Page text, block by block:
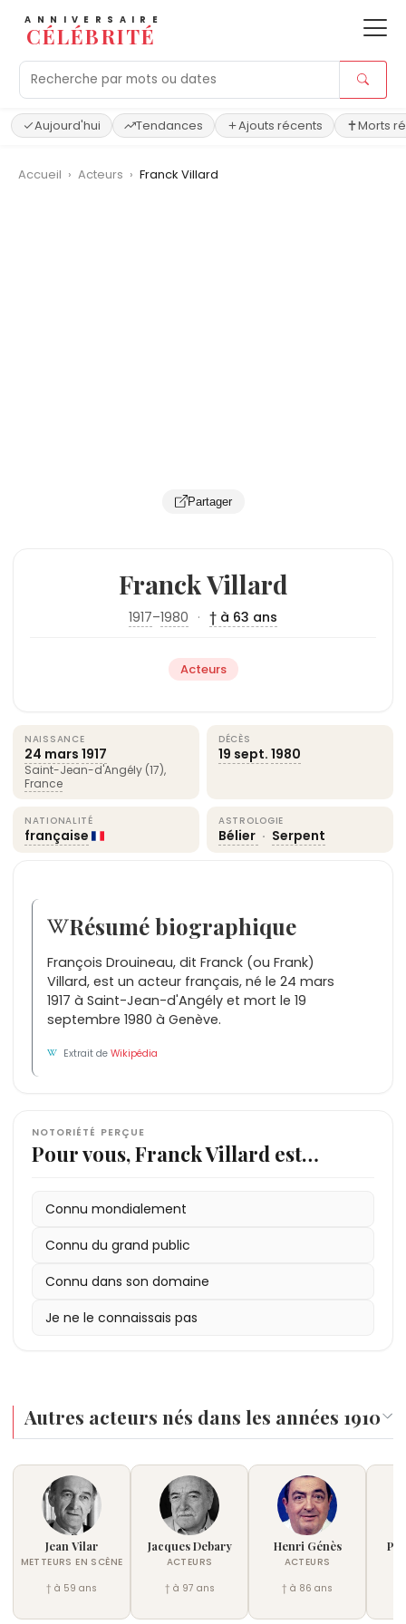
ANNIVERSAIRE
CÉLÉBRITÉ
Aujourd'hui Tendances Ajouts récents Morts
Accueil › Acteurs › Franck Villard
Partager
Franck Villard
1917–1980 · † à 63 ans
Acteurs
NAISSANCE
24 mars 1917
Saint-Jean-d'Angély (17),
France
DÉCÈS
19 sept. 1980
NATIONALITÉ
française
ASTROLOGIE
Bélier · Serpent
Résumé biographique
François Drouineau, dit Franck (ou Frank)
Villard, est un acteur français, né le 24 mars
1917 à Saint-Jean-d'Angély et mort le 19
septembre 1980 à Genève.
Extrait deWikipédia
NOTORIÉTÉ PERÇUE
Pour vous, Franck Villard est…
Connu mondialement
Connu du grand public
Connu dans son domaine
Je ne le connaissais pas
Autres acteurs nés dans les années 1910
Jean Vilar
METTEURS EN SCÈNE
† à 59 ans
Jacques Debary
ACTEURS
† à 97 ans
Henri Génès
ACTEURS
† à 86 ans